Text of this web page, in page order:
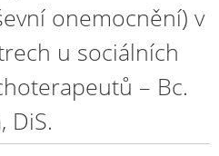
onemocnění) v
u sociálních
– Bc.
DiS.